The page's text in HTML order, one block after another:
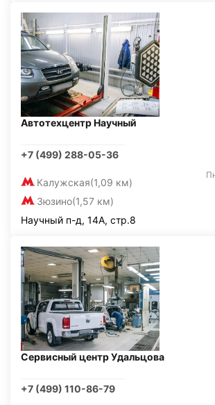
Автотехцентр Научный
+7 (499) 288-05-36
Калужская(1,09 км)
Зюзино(1,57 км)
Научный п-д, 14А, стр.8
Сервисный центр Удальцова
+7 (499) 110-86-79